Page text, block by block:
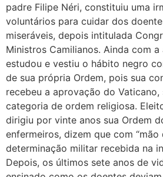
padre Filipe Néri, constituiu uma
voluntários para cuidar dos
miseráveis, depois intitulada
Ministros Camilianos. Ainda com a
estudou e vestiu o hábito negro
de sua própria Ordem, pois sua
recebeu a aprovação do Vaticano,
categoria de ordem religiosa.
dirigiu por vinte anos sua Ordem
enfermeiros, dizem que com “mão
determinação militar recebida na
Depois, os últimos sete anos de